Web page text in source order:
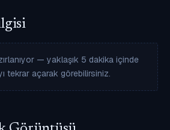
— yaklaşık 5 dakika içinde
tekrar açarak görebilirsiniz.